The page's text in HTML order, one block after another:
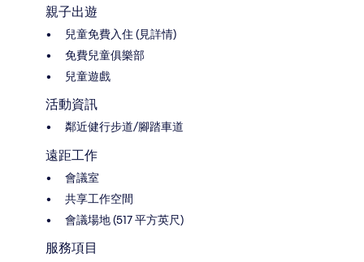
親子出遊
兒童免費入住 (見詳情)
免費兒童俱樂部
兒童遊戲
活動資訊
鄰近健行步道/腳踏車道
遠距工作
會議室
共享工作空間
會議場地 (517 平方英尺)
服務項目